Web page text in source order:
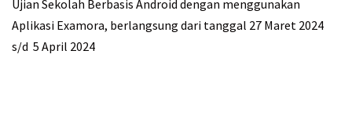
Ujian Sekolah Berbasis Android dengan menggunakan
Aplikasi Examora, berlangsung dari tanggal 27 Maret 2024
s/d 5 April 2024